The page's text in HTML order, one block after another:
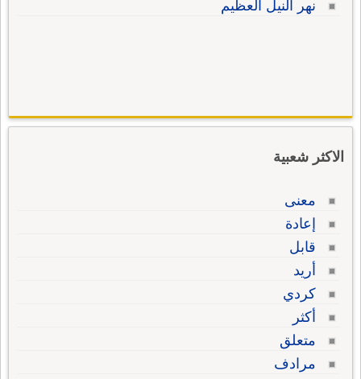
نهر النيل العظيم
الاكثر شعبية
معنى
إعادة
قابل
أريد
كردي
أكثر
متعلق
مرادف